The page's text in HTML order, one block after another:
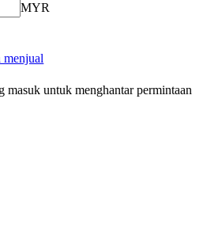
MYR
menjual
untuk menghantar permintaan